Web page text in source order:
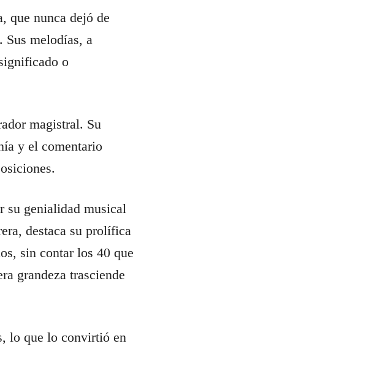
que nunca dejó de
Sus melodías, a
o
magistral. Su
y el comentario
su genialidad musical
destaca su prolífica
sin contar los 40 que
grandeza trasciende
lo que lo convirtió en